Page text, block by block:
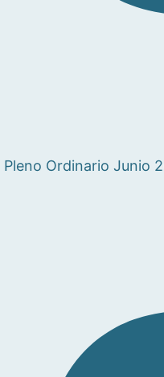
Pleno Ordinario Junio